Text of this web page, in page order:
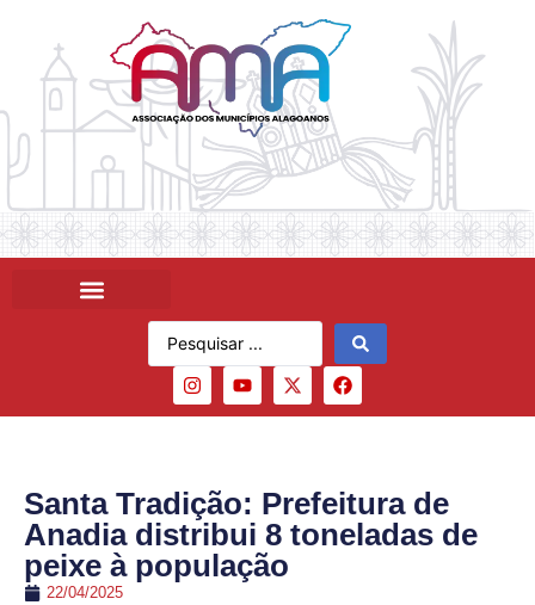
Santa Tradição: Prefeitura de
Anadia distribui 8 toneladas de
peixe à população
22/04/2025